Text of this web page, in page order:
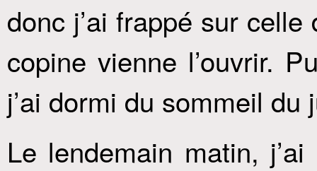
donc j’ai frappé sur
copine vienne l’ouvrir.
j’ai dormi du sommeil du
Le lendemain matin,